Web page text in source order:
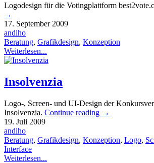
Logodesign für die Votingplattform
→
17. September 2009
andiho
Beratung, Grafikdesign, Konzeption
Weiterlesen...
Insolvenzia
Logo-, Screen- und UI-Design der
Insolvenzia. Continue reading →
19. Juli 2009
andiho
Beratung, Grafikdesign, Konzeption, Logo,
Interface
Weiterlesen...